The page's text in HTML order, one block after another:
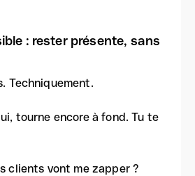
: rester présente, sans
Techniquement.
tourne encore à fond. Tu te
clients vont me zapper ?